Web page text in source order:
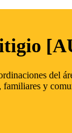
del
y